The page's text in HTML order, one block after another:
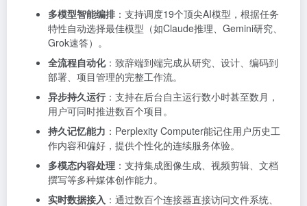
多模型智能编排 ：支持调度19个顶尖AI模型，根据任务
特性自动选择最佳模型（如Claude推理、Gemini研究、
Grok速答）。
全流程自动化：致辞端到端完成从研究、设计、编码到
部署、项目管理的完整工作流。
异步持久运行 ：支持在后台自主运行数小时甚至数月，
用户可同时推进数百个项目。
持久记忆能力 ：Perplexity Computer能记住用户历史工
作内容和偏好，提供个性化的连续服务体验。
多模态内容处理 ：支持集成图像生成、视频剪辑、文档
撰写等多种媒体创作能力。
实时数据接入 ：通过数百个连接器直接访问文件系统、